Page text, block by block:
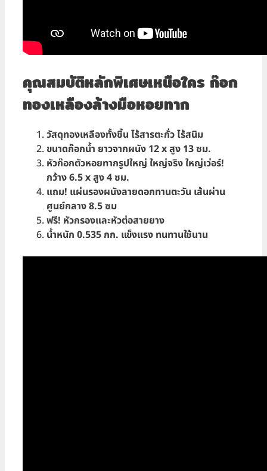
คุณสมบัติหลักพิเศษเหนือใคร ก๊อก
ทองเหลืองล้างมือหอยทาก
วัสดุทองเหลืองทั้งชิ้น ไร้สารตะกั่ว ไร้สนิม
ขนาดก๊อกน้ำ ยาวจากผนัง 12 x สูง 13 ซม.
หัวก๊อกตัวหอยทากรูปใหญ่ ใหญ่จริง ใหญ่เว่อร์!
กว้าง 6.5 x สูง 4 ซม.
แถม! แผ่นรองผนังลายดอกทานตะวัน เส้นผ่าน
ศูนย์กลาง 8.5 ซม
ฟรี! หัวกรองและหัวต่อสายยาง
น้ำหนัก 0.535 กก. แข็งแรง ทนทานใช้นาน